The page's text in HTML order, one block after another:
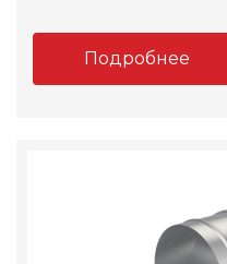
Подробнее